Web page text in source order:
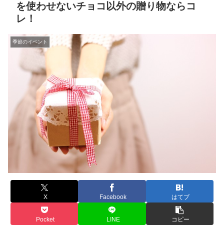
を使わせないチョコ以外の贈り物ならコ
レ！
季節のイベント
X Facebook はてブ
Pocket LINE コピー